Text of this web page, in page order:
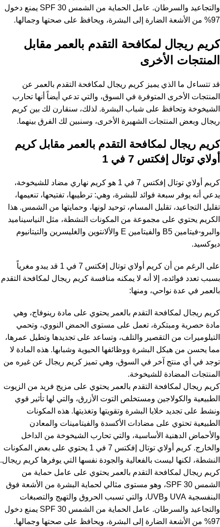
والتجاعيد والسرطان. عامل الحماية من الشمس SPF 30 يمنع دخول
97% من الأشعة الضارة إلى البشرة، ويحافظ على صحتها وجمالها.
كريم ريجال لمكافحة التقدم بالعمر مقابل
المنتجات الأخرى
قد تتساءل ما الذي يميز كريم ريجال لمكافحة التقدم بالعمر عن
المنتجات الأخرى المتوفرة في السوق، والتي تدعي أيضاً أنها تحارب
الشيخوخة وتحافظ على شباب البشرة. لذلك، سنقارن لك بين كريم
ريجال وبعض المنتجات الشهيرة الأخرى، وسنبين لك الفرق بينهما.
كريم ريجال لمكافحة التقدم بالعمر مقابل كريم
أولاي توتال إفكتس 7 في 1
كريم أولاي توتال إفكتس 7 في 1 هو كريم نهاري مضاد للشيخوخة،
يدعي أنه يوفر سبعة فوائد للبشرة، وهي: ترطيبها، تفتيحها، تنعيمها،
تقليل التجاعيد، تقليل المسام، توحيد لونها، وحمايتها من الشمس. هذا
الكريم يحتوي على مجموعة من المكونات النشطة، مثل النياسيناميد
والبرو-فيتامين B5 والفيتامين E والألانتوين والغليسرين والتيتانيوم
ديوكسيد.
على الرغم من أن كريم أولاي توتال إفكتس 7 في 1 قد يبدو مغرياً
بسبب تعدد فوائده، إلا أنه لا يمكنه منافسة كريم ريجال لمكافحة التقدم
بالعمر في عدة نواحي، ومنها:
كريم ريجال لمكافحة التقدم بالعمر يحتوي على مادة رينوفاج، وهي
مادة حصرية ومبتكرة، تعمل على مستوى الحمض النووي، وتحمي
التيلوميرات من التقصير والتلف، وتساعد على تجديدها وتطيل عمرها،
مما يحسن من هيكل البشرة ووظائفها الحيوية وشبابها. هذه المادة لا
توجد في أي منتج آخر في السوق، وهي تميز كريم ريجال عن غيره من
المنتجات المضادة للشيخوخة.
كريم ريجال لمكافحة التقدم بالعمر يحتوي على مزيج فريد من الزيوت
الطبيعية والكولاجين ومستخلص التوت الأزرق، والتي لها تأثير قوي
ونشط على تجديد خلايا البشرة وتقويتها وتغذيتها. هذه المكونات
الطبيعية تحتوي على مضادات الأكسدة والفيتامينات والمعادن
والأحماض الدهنية الأساسية، والتي تحارب الشيخوخة من الداخل
والخارج. كريم أولاي توتال إفكتس 7 في 1 يحتوي على بعض المكونات
النشطة، لكنها ليست بالفعالية والجودة نفسها التي يوفرها كريم ريجال.
كريم ريجال لمكافحة التقدم بالعمر يحتوي على عامل حماية من
الشمس SPF 30، وهو مستوى مثالي لحماية البشرة من الأشعة فوق
البنفسجية UVA وUVB، والتي تسبب الحروق والتهيج والتصبغات
والتجاعيد والسرطان. عامل الحماية من الشمس SPF 30 يمنع دخول
97% من الأشعة الضارة إلى البشرة، ويحافظ على صحتها وجمالها.